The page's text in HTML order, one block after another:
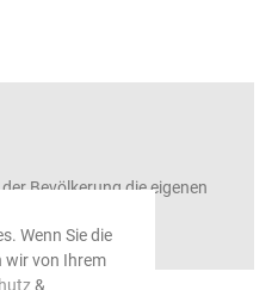
Wenn Sie die
wir von Ihrem
&
Bevölkerung die eigenen